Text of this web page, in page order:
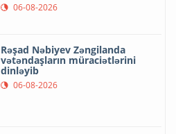
06-08-2026
Rəşad Nəbiyev Zəngilanda
vətəndaşların müraciətlərini
dinləyib
06-08-2026